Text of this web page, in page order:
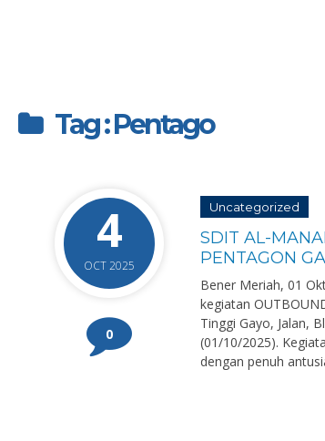
Tag : Pentago
4
OCT 2025
0
Uncategorized
SDIT AL-
PENTAGON
Bener Meriah, 01
kegiatan
Tinggi Gayo, Jalan,
(01/10/2025).
dengan penuh